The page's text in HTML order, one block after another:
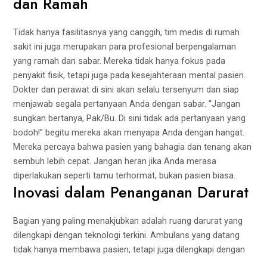
Tidak hanya fasilitasnya yang canggih, tim medis di rumah
sakit ini juga merupakan para profesional berpengalaman
yang ramah dan sabar. Mereka tidak hanya fokus pada
penyakit fisik, tetapi juga pada kesejahteraan mental pasien.
Dokter dan perawat di sini akan selalu tersenyum dan siap
menjawab segala pertanyaan Anda dengan sabar. “Jangan
sungkan bertanya, Pak/Bu. Di sini tidak ada pertanyaan yang
bodoh!” begitu mereka akan menyapa Anda dengan hangat.
Mereka percaya bahwa pasien yang bahagia dan tenang akan
sembuh lebih cepat. Jangan heran jika Anda merasa
diperlakukan seperti tamu terhormat, bukan pasien biasa.
Inovasi dalam Penanganan Darurat
Bagian yang paling menakjubkan adalah ruang darurat yang
dilengkapi dengan teknologi terkini. Ambulans yang datang
tidak hanya membawa pasien, tetapi juga dilengkapi dengan